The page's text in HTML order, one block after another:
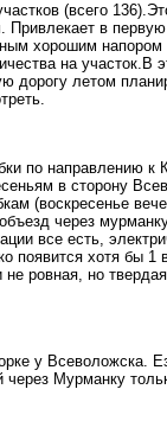
(всего
в первую
хорошим
на участок.В
дорогу летом
по направлению
в сторону
(воскресенье
через
все есть,
появится хотя бы 1
ровная, но
у Всеволожска.
Мурманку